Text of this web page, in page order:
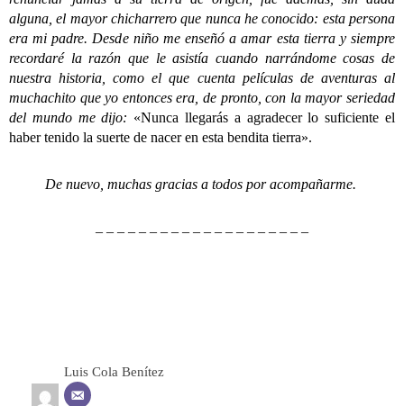
alguna, el mayor chicharrero que nunca he conocido: esta persona
era mi padre. Desde niño me enseñó a amar esta tierra y siempre
recordaré la razón que le asistía cuando narrándome cosas de
nuestra historia, como el que cuenta películas de aventuras al
muchachito que yo entonces era, de pronto, con la mayor seriedad
del mundo me dijo: «Nunca llegarás a agradecer lo suficiente el
haber tenido la suerte de nacer en esta bendita tierra».
De nuevo, muchas gracias a todos por acompañarme.
– – – – – – – – – – – – – – – – – – – –
Luis Cola Benítez